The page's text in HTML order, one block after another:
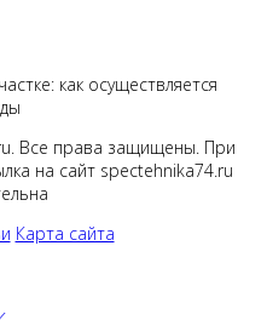
как осуществляется
Все права защищены. При
на сайт spectehnika74.ru
Карта сайта